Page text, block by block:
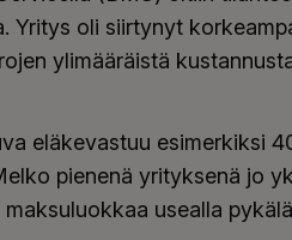
Yritys oli siirtynyt
ylimääräistä
eläkevastuu esimerkiksi
pienenä yrityksenä jo
usealla